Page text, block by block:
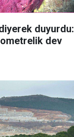
duyurdu:
dev